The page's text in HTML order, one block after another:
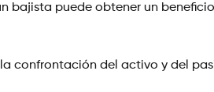
bajista puede obtener un
confrontación del activo y del